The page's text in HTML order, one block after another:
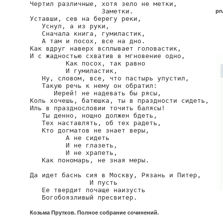
Чертил различные, хотя зело не метки,
                  Заметки.
Уставши, сев на берегу реки,
   Уснул, а из руки,
   Сначала книга, гумиластик,
   А там и посох, все на дно.
Как вдруг наверх всплывает головастик,
И с жадностью схватив в мгновение одно,
         Как посох, так равно
         И гумиластик,
   Ну, словом, все, что пастырь упустил,
   Такую речь к нему он обратил:
      Иерей! не надевать бы рясы,
Коль хочешь, батюшка, ты в праздности сидеть,
Иль в празднословии точить балясы!
   Ты денно, нощно должен бдеть,
   Тех наставлять, об тех радеть,
   Кто догматов не знает веры,
         А не сидеть
         И не глазеть,
         И не храпеть,
   Как пономарь, не зная меры.
Да идет баснь сия в Москву, Рязань и Питер,
               И пусть
   Ее твердит почаще наизусть
   Богобоязливый пресвитер.
Козьма Прутков. Полное собрание сочинений.